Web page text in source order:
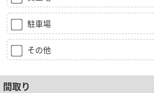
駐車場
その他
間取り